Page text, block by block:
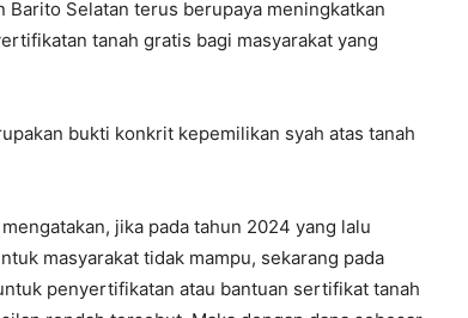
Barito Selatan terus berupaya meningkatkan
tanah gratis bagi masyarakat yang
bukti konkrit kepemilikan syah atas tanah
jika pada tahun 2024 yang lalu
masyarakat tidak mampu, sekarang pada
penyertifikatan atau bantuan sertifikat tanah